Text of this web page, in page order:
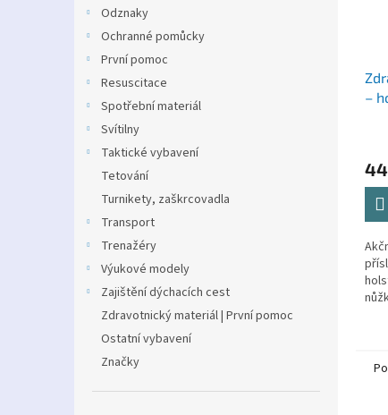
Odznaky
Ochranné pomůcky
První pomoc
Resuscitace
Spotřební materiál
Svítilny
Taktické vybavení
Tetování
Turnikety, zaškrcovadla
Transport
Trenažéry
Výukové modely
Zajištění dýchacích cest
Zdravotnický materiál | První pomoc
Ostatní vybavení
Značky
–